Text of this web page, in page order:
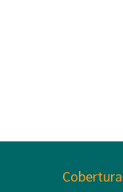
Cobertura